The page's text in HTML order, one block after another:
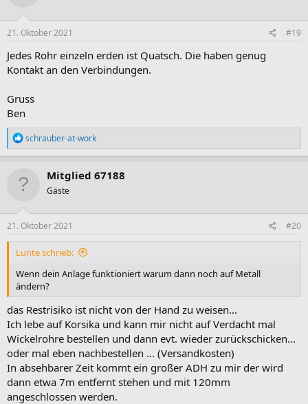
21. Oktober 2021 #19
Jedes Rohr einzeln erden ist Quatsch. Die haben genug
Kontakt an den Verbindungen.
Gruss
Ben
R
e
a
t
n
e
schrauber-at-work
Mitglied 67188
Gäste
21. Oktober 2021 #20
Lunte schrieb:
Wenn dein Anlage funktioniert warum dann noch auf Metall
ändern?
das Restrisiko ist nicht von der Hand zu weisen...
Ich lebe auf Korsika und kann mir nicht auf Verdacht mal
Wickelrohre bestellen und dann evt. wieder zurückschicken...
oder mal eben nachbestellen ... (Versandkosten)
In absehbarer Zeit kommt ein großer ADH zu mir der wird
dann etwa 7m entfernt stehen und mit 120mm
angeschlossen werden.